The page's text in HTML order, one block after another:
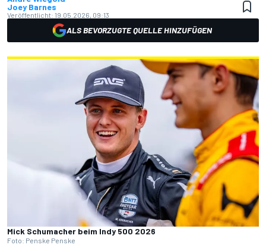
Joey Barnes
Veröffentlicht: 19.05.2026, 09:13
ALS BEVORZUGTE QUELLE HINZUFÜGEN
Mick Schumacher beim Indy 500 2026
Foto: Penske Penske